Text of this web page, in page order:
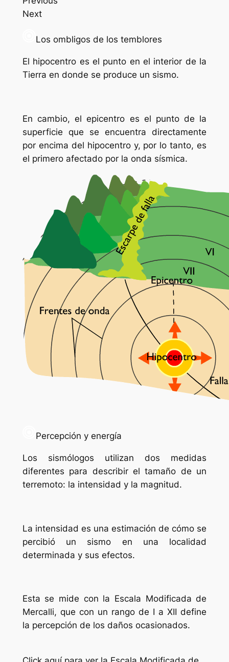
Next
Los ombligos de los temblores
El hipocentro es el punto en el interior de la
Tierra en donde se produce un sismo.
En cambio, el epicentro es el punto de la
superficie que se encuentra directamente
por encima del hipocentro y, por lo tanto, es
el primero afectado por la onda sísmica.
Percepción y energía
Los sismólogos utilizan dos medidas
diferentes para describir el tamaño de un
terremoto: la intensidad y la magnitud.
La intensidad es una estimación de cómo se
percibió un sismo en una localidad
determinada y sus efectos.
Esta se mide con la Escala Modificada de
Mercalli, que con un rango de I a XII define
la percepción de los daños ocasionados.